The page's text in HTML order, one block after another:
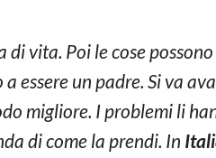
di vita. Poi le cose
un padre. Si va
migliore. I problemi li
di come la prendi. In